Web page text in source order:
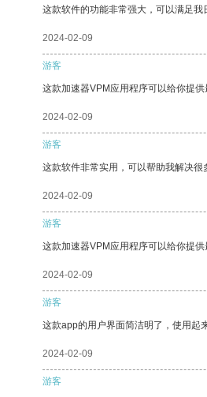
这款软件的功能非常强大，可以满足我
2024-02-09
游客
这款加速器VPM应用程序可以给你提供
2024-02-09
游客
这款软件非常实用，可以帮助我解决很
2024-02-09
游客
这款加速器VPM应用程序可以给你提
2024-02-09
游客
这款app的用户界面简洁明了，使用起
2024-02-09
游客